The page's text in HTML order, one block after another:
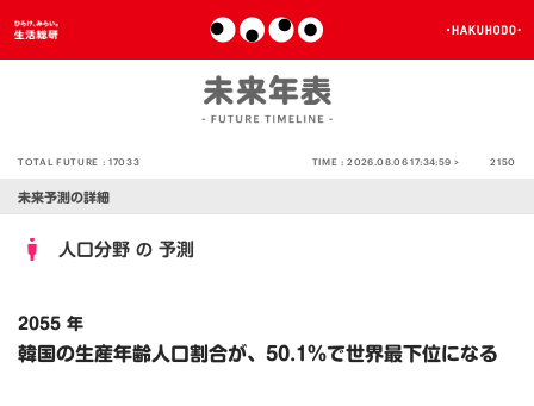
TOTAL FUTURE :17033 TIME :2026.08.06 17:34:59 > 2150
未来予測の詳細
人口分野 の 予測
2055 年
韓国の生産年齢人口割合が、50.1％で世界最下位になる